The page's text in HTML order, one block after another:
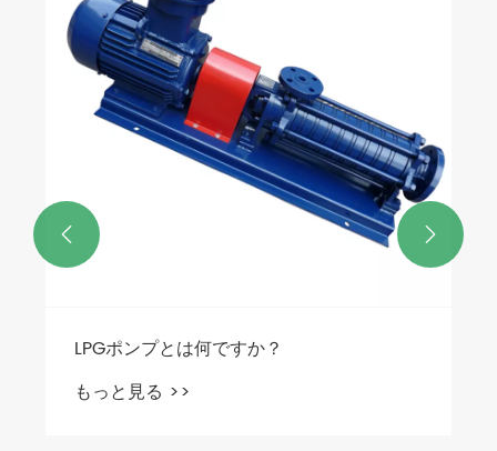
LPGポンプとは何ですか？
もっと見る >>
 